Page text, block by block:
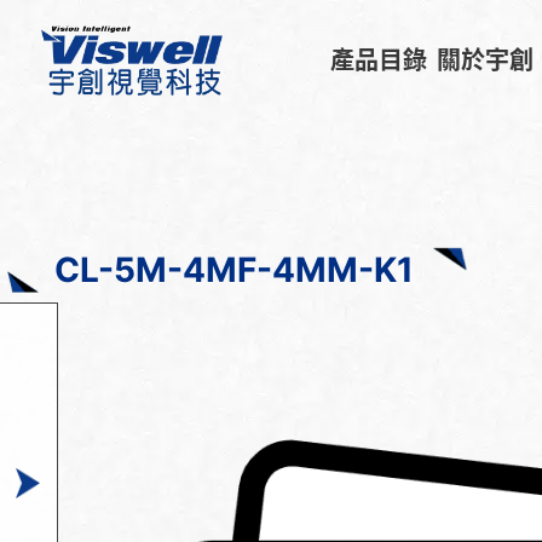
產品目錄 關於宇創
CL-5M-4MF-4MM-K1